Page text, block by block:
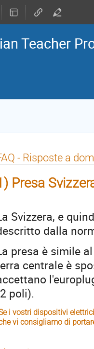
Teacher
- Risposte a
Presa
Svizzera, e
dalla
presa è simile
centrale è
poli).
i vostri dispositivi
vi consigliamo di